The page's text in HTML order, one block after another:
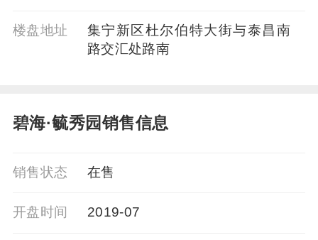
楼盘地址
集宁新区杜尔伯特大街与泰昌南
路交汇处路南
碧海·毓秀园销售信息
销售状态 在售
开盘时间 2019-07